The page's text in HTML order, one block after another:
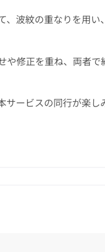
波紋の重なりを用
修正を重ね、両者
ービスの同行が楽し